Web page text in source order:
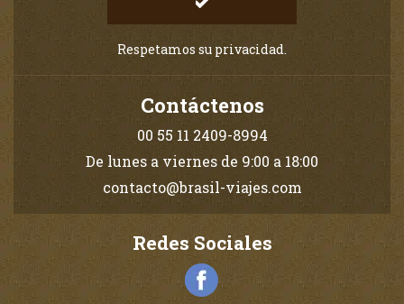
Respetamos su privacidad.
Contáctenos
00 55 11 2409-8994
De lunes a viernes de 9:00 a 18:00
contacto@brasil-viajes.com
Redes Sociales